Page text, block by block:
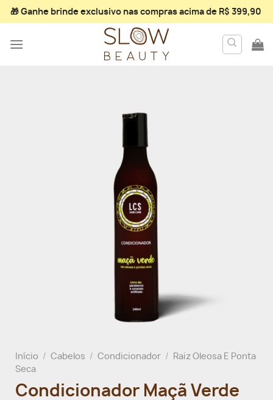
Skip
to
🎁 Ganhe brinde exclusivonas compras acima de R$ 399,90
Início / Cabelos / Condicionador /
Raiz Oleosa E Ponta
Seca
Condicionador Maçã Verde